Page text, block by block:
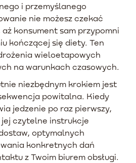
i przemyślanego
nie możesz czekać
konsument sam przypomni
kończącej się diety. Ten
wieloetapowych
na warunkach czasowych.
niezbędnym krokiem jest
powitalna. Kiedy
jedzenie po raz pierwszy,
czytelne instrukcje
optymalnych
konkretnych dań
z Twoim biurem obsługi.